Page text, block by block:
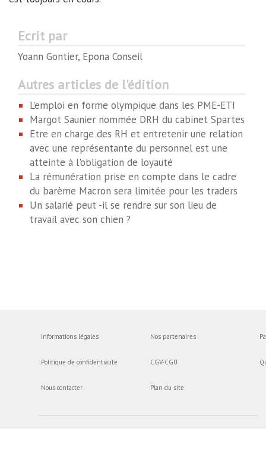
Ecrit par
Yoann Gontier, Epona Conseil
Autres articles de l'édition
L’emploi en forme olympique dans les PME-ETI
Margot Saunier nommée DRH du cabinet Spartes
Etre en charge des RH et entretenir une relation
avec une représentante du personnel est une
atteinte à l'obligation de loyauté
La rémunération prise en compte dans le cadre
du barème Macron sera limitée pour les traders
Un salarié peut -il se rendre sur son lieu de
travail avec son chien ?
Informations légales
Politique de confidentialité
Nous contacter
Nos partenaires
CGV-CGU
Plan du site